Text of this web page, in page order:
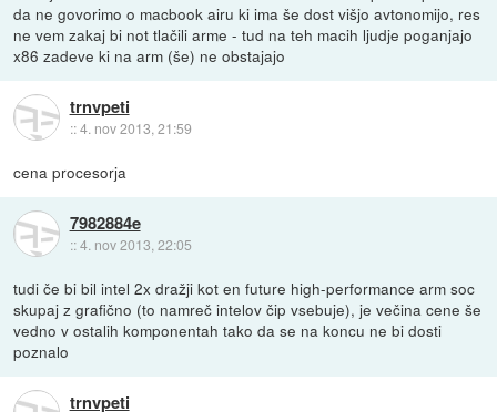
da ne govorimo o macbook airu ki ima še dost višjo avtonomijo, res
ne vem zakaj bi not tlačili arme - tud na teh macih ljudje poganjajo
x86 zadeve ki na arm (še) ne obstajajo
trnvpeti
::4. nov 2013, 21:59
cena procesorja
7982884e
::4. nov 2013, 22:05
tudi če bi bil intel 2x dražji kot en future high-performance arm soc
skupaj z grafično (to namreč intelov čip vsebuje), je večina cene še
vedno v ostalih komponentah tako da se na koncu ne bi dosti
poznalo
trnvpeti